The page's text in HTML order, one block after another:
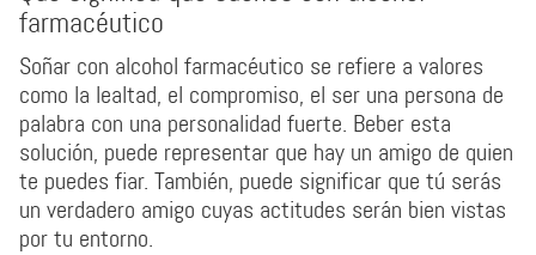
farmacéutico
Soñar con alcohol farmacéutico se refiere a valores
como la lealtad, el compromiso, el ser una persona de
palabra con una personalidad fuerte. Beber esta
solución, puede representar que hay un amigo de quien
te puedes fiar. También, puede significar que tú serás
un verdadero amigo cuyas actitudes serán bien vistas
por tu entorno.